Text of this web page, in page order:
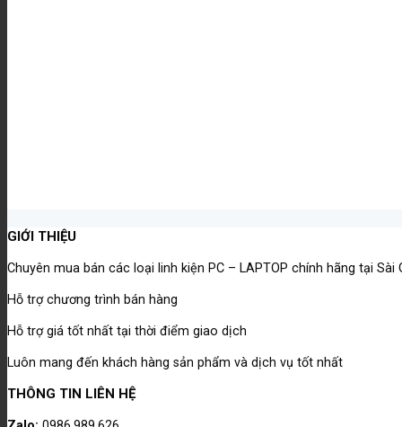
GIỚI THIỆU
Chuyên mua bán các loại linh kiện PC – LAPTOP chính hãng tại Sài
Hỗ trợ chương trình bán hàng
Hỗ trợ giá tốt nhất tại thời điểm giao dịch
Luôn mang đến khách hàng sản phẩm và dịch vụ tốt nhất
THÔNG TIN LIÊN HỆ